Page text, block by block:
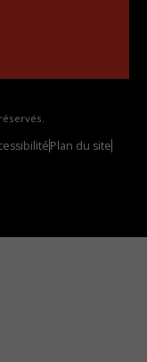
Plan du site